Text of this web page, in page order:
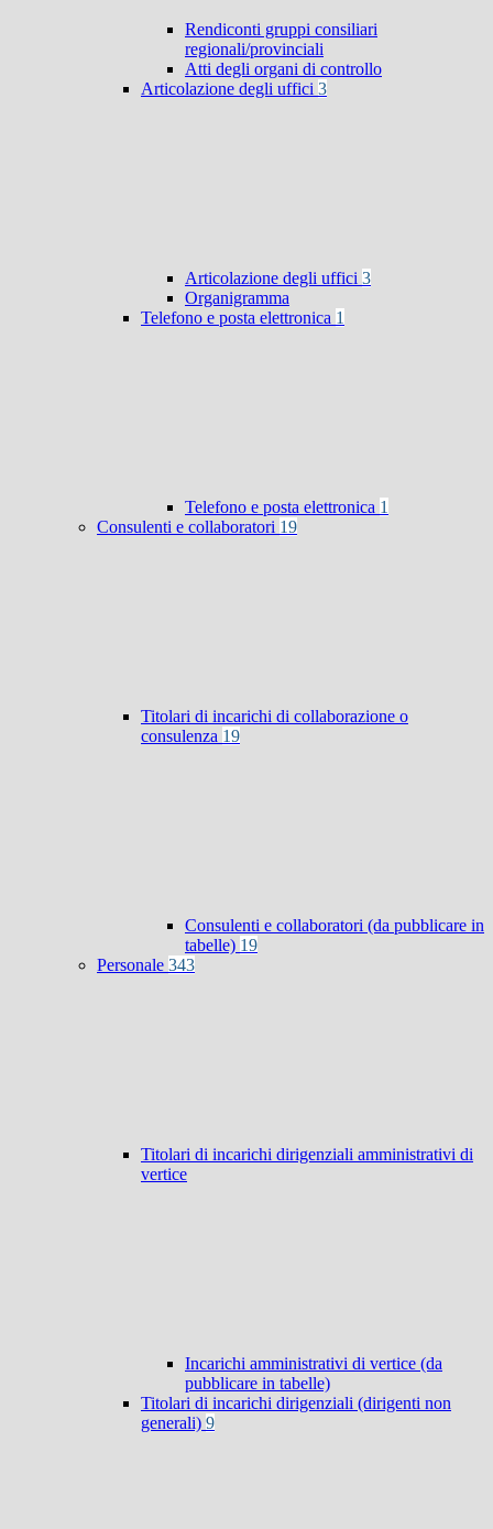
Rendiconti gruppi consiliari
regionali/provinciali
Atti degli organi di controllo
Articolazione degli uffici 3
Articolazione degli uffici 3
Organigramma
Telefono e posta elettronica 1
Telefono e posta elettronica 1
Consulenti e collaboratori 19
Titolari di incarichi di collaborazione o
consulenza 19
Consulenti e collaboratori (da pubblicare in
tabelle) 19
Personale 343
Titolari di incarichi dirigenziali amministrativi di
vertice
Incarichi amministrativi di vertice (da
pubblicare in tabelle)
Titolari di incarichi dirigenziali (dirigenti non
generali) 9